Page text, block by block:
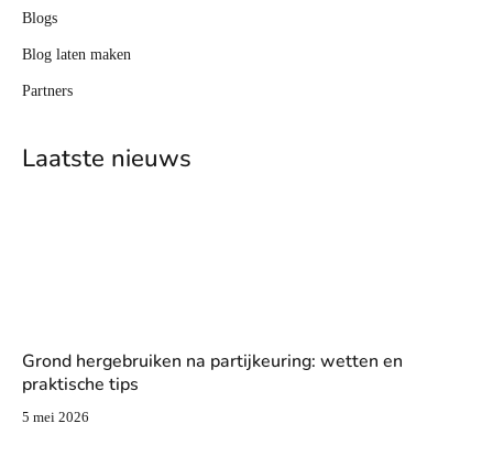
Blogs
Blog laten maken
Partners
Laatste nieuws
Grond hergebruiken na partijkeuring: wetten en
praktische tips
5 mei 2026